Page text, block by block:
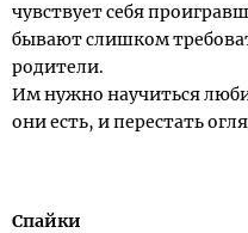
чувствует себя
бывают слишком
родители.
Им нужно научиться
они есть, и перестать
Спайки